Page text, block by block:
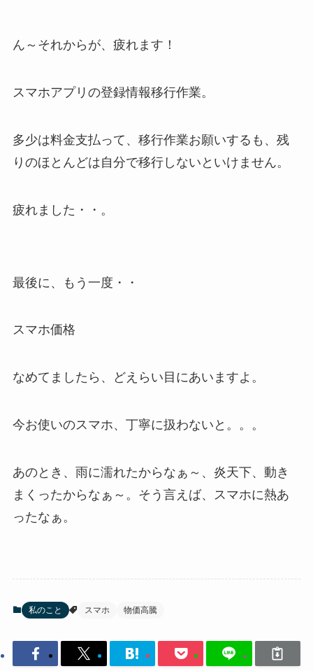
ん～それからが、疲れます！
スマホアプリの登録情報移行作業。
多少は料金支払って、移行作業お願いするも、残
りのほとんどは自分で移行しないといけません。
疲れました・・。
最後に、もう一度・・
スマホ価格
なめてましたら、どえらい目にあいますよ。
今お使いのスマホ、丁寧に扱わないと。。。
あのとき、雨に濡れたからなぁ～、炎天下、動き
まくったからなぁ～。そう言えば、スマホに熱あ
ったなぁ。
私のこと スマホ 物価高騰